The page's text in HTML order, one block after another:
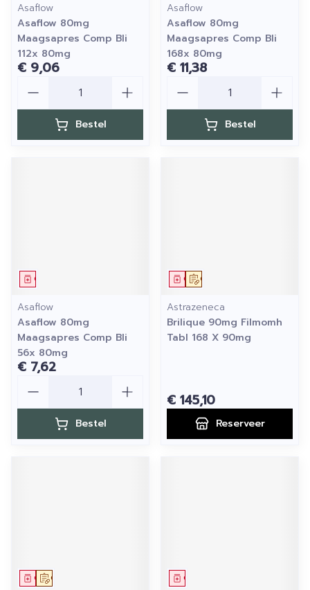
Asaflow
Asaflow 80mg
Maagsapres Comp Bli
112x 80mg
€ 9,06
Bestel
Asaflow
Asaflow 80mg
Maagsapres Comp Bli
168x 80mg
€ 11,38
Bestel
Geneesmiddel
Asaflow
Asaflow 80mg
Maagsapres Comp Bli
56x 80mg
€ 7,62
Bestel
Op voorschrift
Geneesmiddel
Astrazeneca
Brilique 90mg Filmomh
Tabl 168 X 90mg
€ 145,10
Reserveer
Op voorschrift
Geneesmiddel Geneesmiddel